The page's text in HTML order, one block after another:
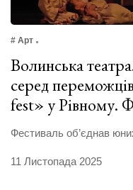
# Арт
Волинська
серед
fest» у
Фестиваль об’єднав юних
11 Листопада 2025